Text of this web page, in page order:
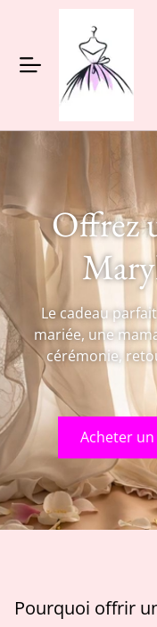
Offrez
Le cadeau
mariée, une
cérémonie,
Acheter
Pourquoi offrir